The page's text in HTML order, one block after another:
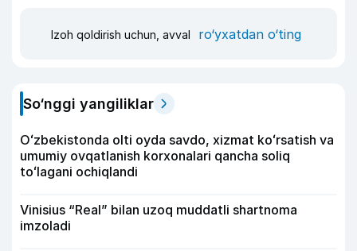
Izoh qoldirish uchun, avval ro‘yxatdan o‘ting
So‘nggi yangiliklar
Oʻzbekistonda olti oyda savdo, xizmat koʻrsatish va
umumiy ovqatlanish korxonalari qancha soliq
toʻlagani ochiqlandi
Vinisius “Real” bilan uzoq muddatli shartnoma
imzoladi